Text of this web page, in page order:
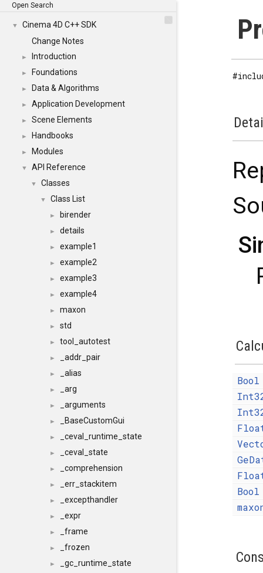
Open Search
▼
Cinema 4D C++ SDK
Change Notes
► Introduction
► Foundations
► Data & Algorithms
► Application Development
► Scene Elements
► Handbooks
► Modules
▼ API Reference
▼ Classes
▼ Class List
► birender
► details
► example1
► example2
► example3
► example4
► maxon
► std
► tool_autotest
► _addr_pair
► _alias
► _arg
► _arguments
► _BaseCustomGui
► _ceval_runtime_state
► _ceval_state
► _comprehension
► _err_stackitem
► _excepthandler
► _expr
► _frame
► _frozen
► _gc_runtime_state
Bool
Bool